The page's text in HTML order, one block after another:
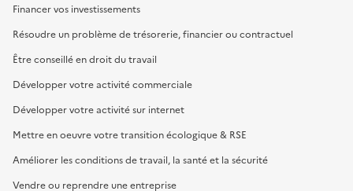
Financer vos investissements
Résoudre un problème de trésorerie, financier ou contractuel
Être conseillé en droit du travail
Développer votre activité commerciale
Développer votre activité sur internet
Mettre en oeuvre votre transition écologique & RSE
Améliorer les conditions de travail, la santé et la sécurité
Vendre ou reprendre une entreprise